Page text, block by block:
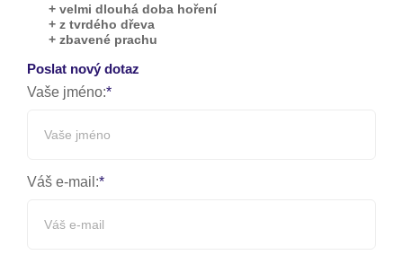
+ velmi dlouhá doba hoření
+ z tvrdého dřeva
+ zbavené prachu
Poslat nový dotaz
Vaše jméno:
Váš e-mail: